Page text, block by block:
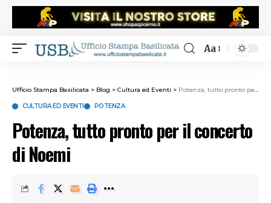
Aa
Ufficio Stampa Basilicata > Blog > Cultura ed Eventi > Potenza, tutto pronto per il concerto di Noemi
CULTURA ED EVENTI POTENZA
Potenza, tutto pronto per il concerto
di Noemi